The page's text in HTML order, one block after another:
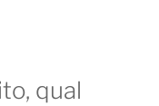
qual